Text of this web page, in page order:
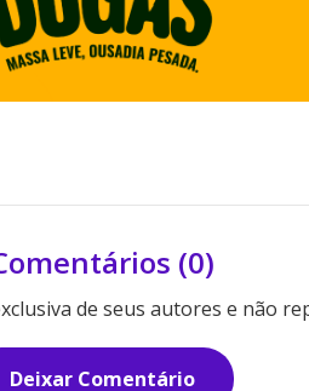
(0)
de seus autores e não
Deixar Comentário